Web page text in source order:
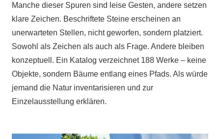
Manche dieser Spuren sind leise Gesten, andere setzen
klare Zeichen. Beschriftete Steine erscheinen an
unerwarteten Stellen, nicht geworfen, sondern platziert.
Sowohl als Zeichen als auch als Frage. Andere bleiben
konzeptuell. Ein Katalog verzeichnet 188 Werke – keine
Objekte, sondern Bäume entlang eines Pfads. Als würde
jemand die Natur inventarisieren und zur
Einzelausstellung erklären.